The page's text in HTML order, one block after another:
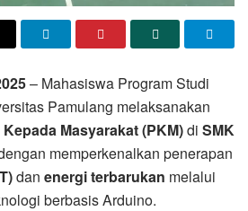
– Mahasiswa Program Studi
Pamulang melaksanakan
Masyarakat (PKM)di SMK
memperkenalkan penerapan
dan energi terbarukan melalui
berbasis Arduino.